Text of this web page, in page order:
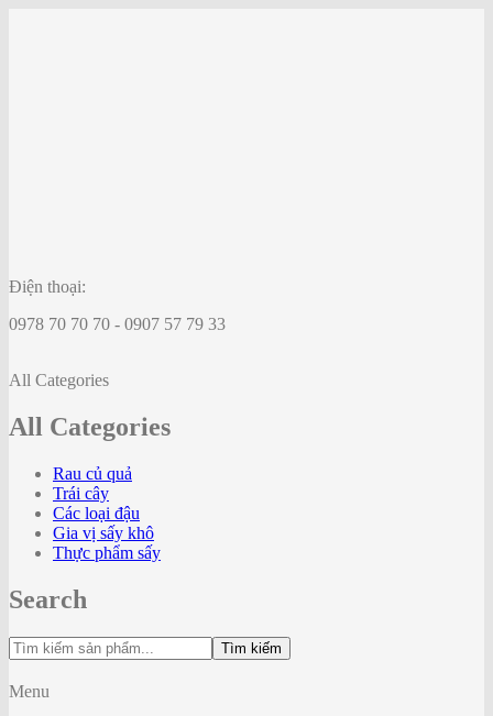
Điện thoại:
0978 70 70 70 - 0907 57 79 33
All Categories
All Categories
Rau củ quả
Trái cây
Các loại đậu
Gia vị sấy khô
Thực phẩm sấy
Search
Tìm kiếm
Menu